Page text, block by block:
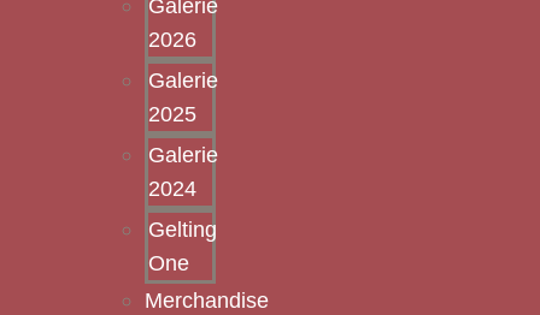
Galerie
2026
Galerie
2025
Galerie
2024
Gelting
One
Merchandise